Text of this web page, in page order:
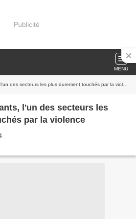
Publicité
MENU
des secteurs les plus durement touchés par la violence
l'un des secteurs les
par la violence